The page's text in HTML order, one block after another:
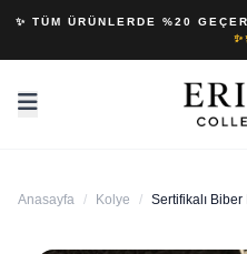
✨ TÜM ÜRÜNLERDE %20
Anasayfa / Kolye / Sertifikalı Biber